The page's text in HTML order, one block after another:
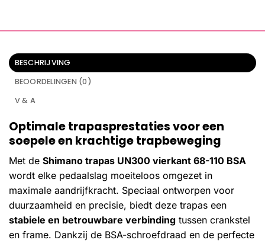
BESCHRIJVING
BEOORDELINGEN (0)
V & A
Optimale trapasprestaties voor een
soepele en krachtige trapbeweging
Met de Shimano trapas UN300 vierkant 68-110 BSA
wordt elke pedaalslag moeiteloos omgezet in
maximale aandrijfkracht. Speciaal ontworpen voor
duurzaamheid en precisie, biedt deze trapas een
stabiele en betrouwbare verbinding tussen crankstel
en frame. Dankzij de BSA-schroefdraad en de perfecte